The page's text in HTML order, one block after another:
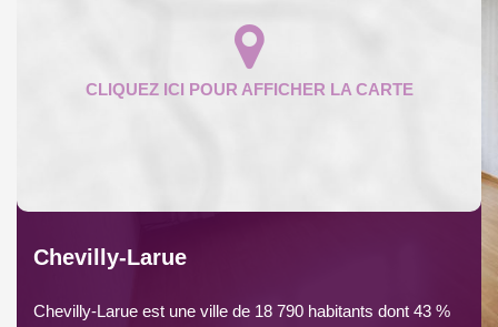
Chevilly-Larue
Chevilly-Larue est une ville de 18 790 habitants dont 43 %